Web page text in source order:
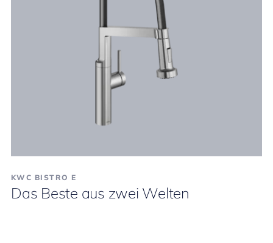
KWC BISTRO E
Das Beste aus zwei Welten